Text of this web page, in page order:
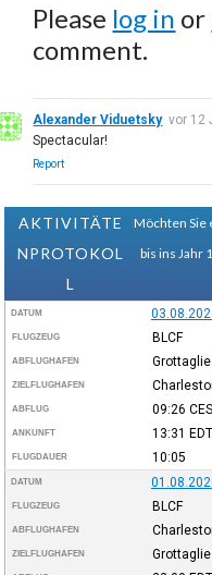
Please log in or
comment.
Alexander Viduetsky vor 12
Spectacular!
Report
AKTIVITÄTE
NPROTOKOL
L
Möchten Sie
bis ins Jahr
DATUM
FLUGZEUG BLCF
ABFLUGHAFEN Grottaglie
ZIELFLUGHAFEN
ABFLUG 09:26
ANKUNFT 13:31 EDT
FLUGDAUER 10:05
DATUM
FLUGZEUG BLCF
ABFLUGHAFEN
ZIELFLUGHAFEN Grottaglie